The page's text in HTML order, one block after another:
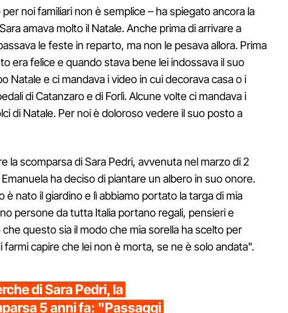
noi familiari non è semplice – ha spiegato ancora la
amava molto il Natale. Anche prima di arrivare a
le feste in reparto, ma non le pesava allora. Prima
era felice e quando stava bene lei indossava il suo
Natale e ci mandava i video in cui decorava casa o i
di Catanzaro e di Forlì. Alcune volte ci mandava i
di Natale. Per noi è doloroso vedere il suo posto a
la scomparsa di Sara Pedri, avvenuta nel marzo di 2
ha deciso di piantare un albero in suo onore.
è nato il giardino e lì abbiamo portato la targa di mia
persone da tutta Italia portano regali, pensieri e
questo sia il modo che mia sorella ha scelto per
farmi capire che lei non è morta, se ne è solo andata".
di Sara Pedri, la
5 anni fa: "Passaggi